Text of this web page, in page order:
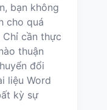
bạn không
cho quá
cần thực
thuận
đổi
liệu Word
kỳ sự